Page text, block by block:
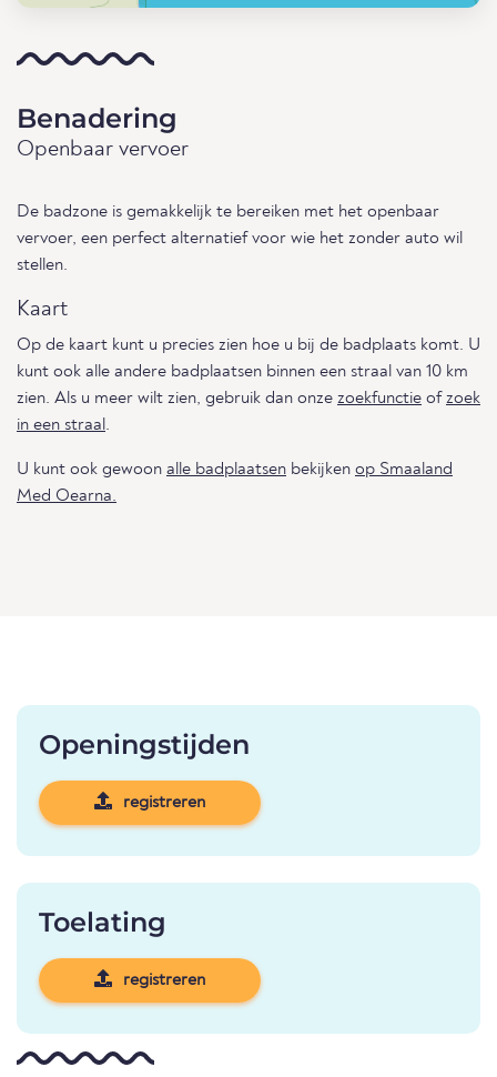
Benadering
Openbaar vervoer
De badzone is gemakkelijk te bereiken met het openbaar
vervoer, een perfect alternatief voor wie het zonder auto wil
stellen.
Kaart
Op de kaart kunt u precies zien hoe u bij de badplaats komt. U
kunt ook alle andere badplaatsen binnen een straal van 10 km
zien. Als u meer wilt zien, gebruik dan onze zoekfunctie ofzoek
in een straal.
U kunt ook gewoon alle badplaatsen bekijken op Smaaland
Med Oearna.
Openingstijden
registreren
Toelating
registreren